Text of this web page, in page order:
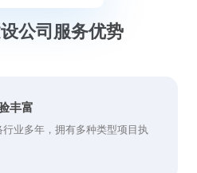
公司服务优势
丰富
行业多年，拥有多种类型项目执